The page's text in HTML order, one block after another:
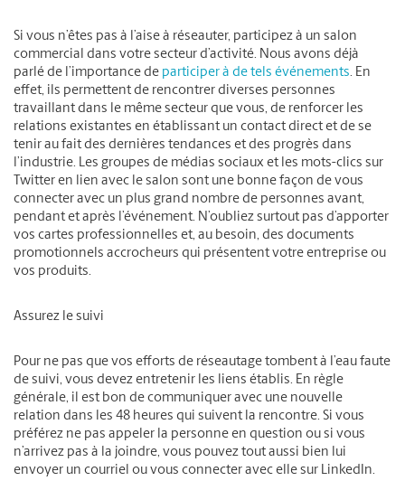
Si vous n’êtes pas à l’aise à réseauter, participez à un salon
commercial dans votre secteur d’activité. Nous avons déjà
parlé de l’importance de participer à de tels événements. En
effet, ils permettent de rencontrer diverses personnes
travaillant dans le même secteur que vous, de renforcer les
relations existantes en établissant un contact direct et de se
tenir au fait des dernières tendances et des progrès dans
l’industrie. Les groupes de médias sociaux et les mots-clics sur
Twitter en lien avec le salon sont une bonne façon de vous
connecter avec un plus grand nombre de personnes avant,
pendant et après l’événement. N’oubliez surtout pas d’apporter
vos cartes professionnelles et, au besoin, des documents
promotionnels accrocheurs qui présentent votre entreprise ou
vos produits.
Assurez le suivi
Pour ne pas que vos efforts de réseautage tombent à l’eau faute
de suivi, vous devez entretenir les liens établis. En règle
générale, il est bon de communiquer avec une nouvelle
relation dans les 48 heures qui suivent la rencontre. Si vous
préférez ne pas appeler la personne en question ou si vous
n’arrivez pas à la joindre, vous pouvez tout aussi bien lui
envoyer un courriel ou vous connecter avec elle sur LinkedIn.